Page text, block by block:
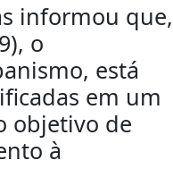
informou que,
o
está
em um
objetivo de
à